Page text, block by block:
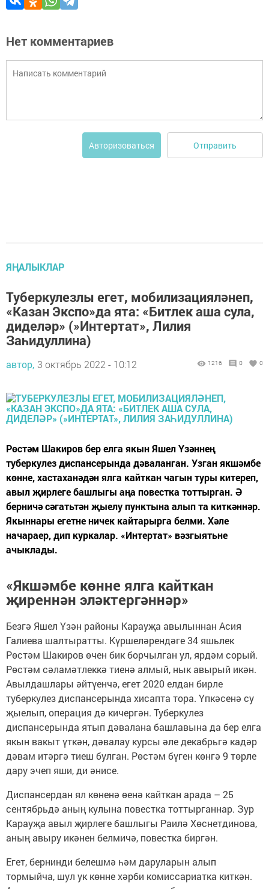
Нет комментариев
Авторизоваться Отправить
ЯҢАЛЫКЛАР
Туберкулезлы егет, мобилизацияләнеп,
«Казан Экспо»да ята: «Битлек аша сула,
диделәр» (»Интертат», Лилия
Заһидуллина)
автор, 3 октябрь 2022 - 10:12 1216 0 0
Рөстәм Шакиров бер елга якын Яшел Үзәннең
туберкулез диспансерында дәваланган. Узган якшәмбе
көнне, хастаханәдән ялга кайткан чагын туры китереп,
авыл җирлеге башлыгы аңа повестка тоттырган. Ә
берничә сәгатьтән җыелу пунктына алып та киткәннәр.
Якыннары егетне ничек кайтарырга белми. Хәле
начараер, дип куркалар. «Интертат» вәзгыятьне
ачыклады.
«Якшәмбе көнне ялга кайткан
җиреннән эләктергәннәр»
Безгә Яшел Үзән районы Карауҗа авылыннан Асия
Галиева шалтыратты. Күршеләрендәге 34 яшьлек
Рөстәм Шакиров өчен бик борчылган ул, ярдәм сорый.
Рөстәм сәламәтлеккә тиенә алмый, нык авырый икән.
Авылдашлары әйтүенчә, егет 2020 елдан бирле
туберкулез диспансерында хисапта тора. Үпкәсенә су
җыелып, операция дә кичергән. Туберкулез
диспансерында ятып дәвалана башлавына да бер елга
якын вакыт үткән, дәвалау курсы әле декабрьгә кадәр
дәвам итәргә тиеш булган. Рөстәм бүген көнгә 9 төрле
дару эчеп яши, ди әнисе.
Диспансердан ял көненә өенә кайткан арада – 25
сентябрьдә аның кулына повестка тоттырганнар. Зур
Карауҗа авыл җирлеге башлыгы Раилә Хөснетдинова,
аның авыру икәнен белмичә, повестка биргән.
Егет, бернинди белешмә һәм даруларын алып
тормыйча, шул ук көнне хәрби комиссариатка киткән.